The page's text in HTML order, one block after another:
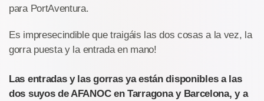
para PortAventura.
Es impresecindible que traigáis las dos cosas a la vez, la
gorra puesta y la entrada en mano!
Las entradas y las gorras ya están disponibles a las
dos suyos de AFANOC en Tarragona y Barcelona, y a